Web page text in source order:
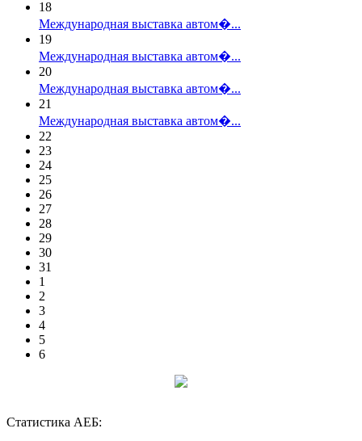
18
Международная выставка автом�...
19
Международная выставка автом�...
20
Международная выставка автом�...
21
Международная выставка автом�...
22
23
24
25
26
27
28
29
30
31
1
2
3
4
5
6
Статистика АЕБ: